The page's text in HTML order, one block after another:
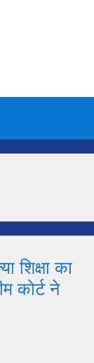
शिक्षा का
कोर्ट ने